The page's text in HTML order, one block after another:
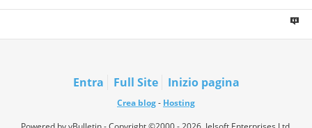
Entra Full Site Inizio pagina
Crea blog- Hosting